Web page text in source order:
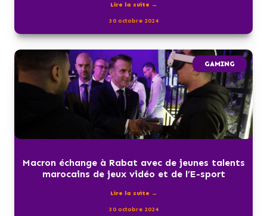
Lire la suite →
30 octobre 2024
GAMING
Macron échange à Rabat avec de jeunes talents
marocains de jeux vidéo et de l’E-sport
Lire la suite →
30 octobre 2024